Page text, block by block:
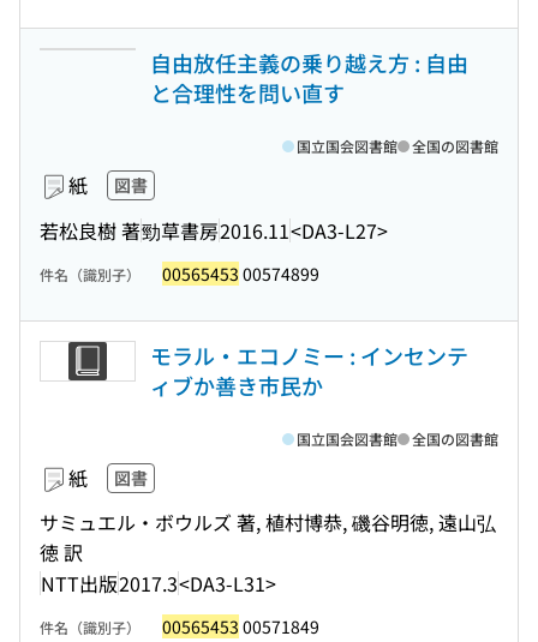
自由放任主義の乗り越え方 : 自由
と合理性を問い直す
紙 図書
若松良樹 著勁草書房2016.11<DA3-L27>
国立国会図書館 全国の図書館
件名（識別子） 00565453 00574899
モラル・エコノミー : インセンテ
ィブか善き市民か
紙 図書
サミュエル・ボウルズ 著, 植村博恭, 磯谷明徳, 遠山弘
徳 訳
NTT出版2017.3<DA3-L31>
国立国会図書館 全国の図書館
件名（識別子） 00565453 00571849